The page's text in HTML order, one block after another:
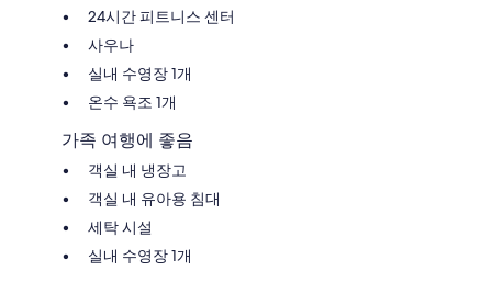
24시간 피트니스 센터
사우나
실내 수영장 1개
온수 욕조 1개
가족 여행에 좋음
객실 내 냉장고
객실 내 유아용 침대
세탁 시설
실내 수영장 1개